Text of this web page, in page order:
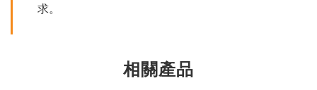
求。
相關產品